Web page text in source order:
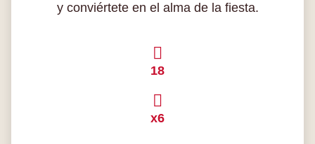
y conviértete en el alma de la fiesta.
18
x6